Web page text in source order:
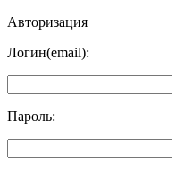
Авторизация
Логин(email):
Пароль: